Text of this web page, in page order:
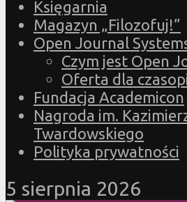
Księgarnia
Magazyn „Filozofuj!”
Open Journal
Czym jest Open
Oferta dla
Fundacja Academicon
Nagroda im.
Twardowskiego
Polityka prywatności
5 sierpnia 2026